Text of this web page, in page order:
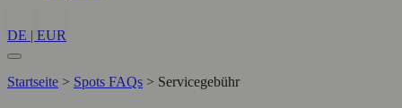
DE | EUR
Startseite > Spots FAQs > Servicegebühr